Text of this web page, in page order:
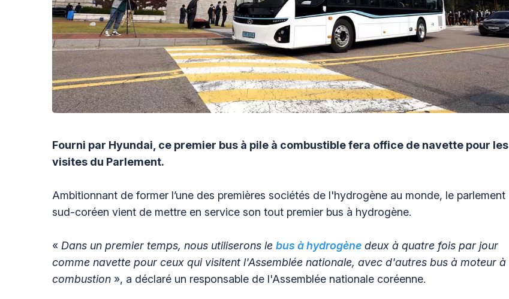
Fourni par Hyundai, ce premier bus à pile à combustible fera office de navette pour les
visites du Parlement.
Ambitionnant de former l’une des premières sociétés de l'hydrogène au monde, le parlement
sud-coréen vient de mettre en service son tout premier bus à hydrogène.
« Dans un premier temps, nous utiliserons le bus à hydrogène deux à quatre fois par jour
comme navette pour ceux qui visitent l'Assemblée nationale, avec d'autres bus à moteur à
combustion », a déclaré un responsable de l'Assemblée nationale coréenne.